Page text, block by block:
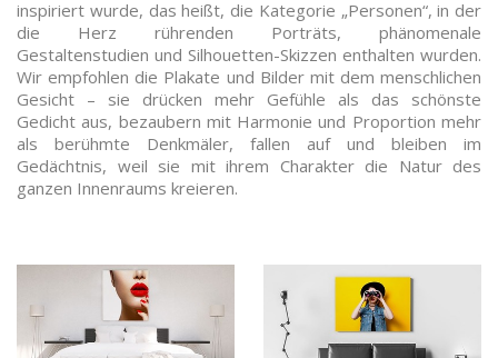
inspiriert wurde, das heißt, die Kategorie „Personen“, in der
die Herz rührenden Porträts, phänomenale
Gestaltenstudien und Silhouetten-Skizzen enthalten wurden.
Wir empfohlen die Plakate und Bilder mit dem menschlichen
Gesicht – sie drücken mehr Gefühle als das schönste
Gedicht aus, bezaubern mit Harmonie und Proportion mehr
als berühmte Denkmäler, fallen auf und bleiben im
Gedächtnis, weil sie mit ihrem Charakter die Natur des
ganzen Innenraums kreieren.